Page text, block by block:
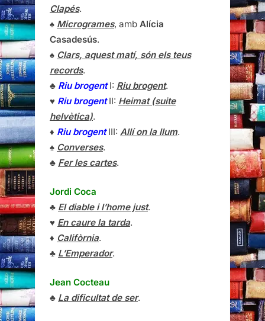
Clapés.
♠ Microgrames, amb Alícia
Casadesús.
♠ Clars, aquest matí, són els teus
records.
♣ Riu brogentI: Riu brogent.
♥ Riu brogentII: Heimat (suite
helvètica).
♦ Riu brogentIII: Allí on la llum.
♠ Converses.
♣ Fer les cartes.
Jordi Coca
♣ El diable i l’home just.
♥ En caure la tarda.
♦ Califòrnia.
♣ L’Emperador.
Jean Cocteau
♣ La dificultat de ser.